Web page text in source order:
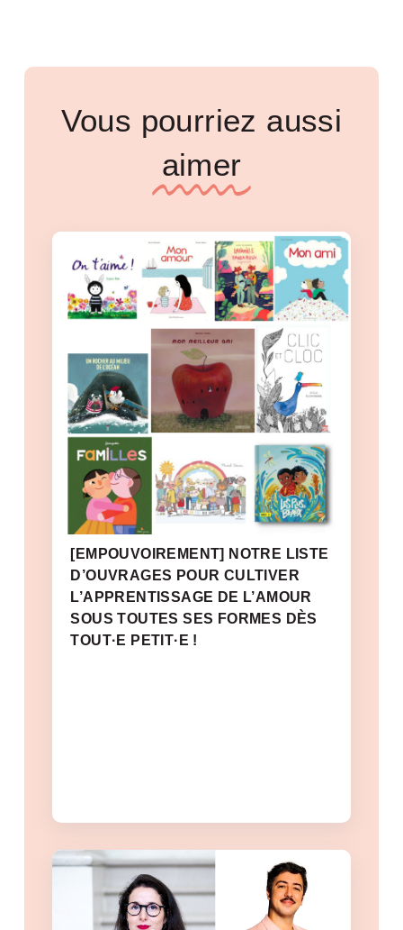
Vous pourriez aussi
aimer
[EMPOUVOIREMENT] NOTRE LISTE
D’OUVRAGES POUR CULTIVER
L’APPRENTISSAGE DE L’AMOUR
SOUS TOUTES SES FORMES DÈS
TOUT·E PETIT·E !